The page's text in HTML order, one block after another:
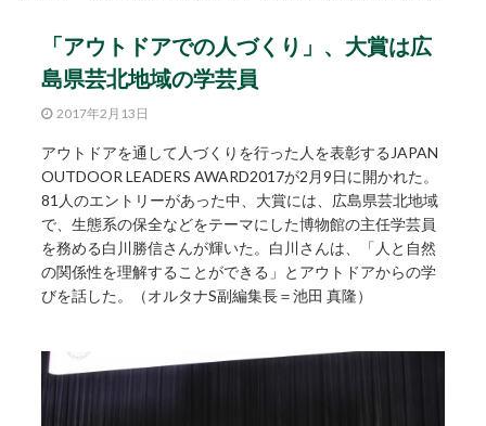
「アウトドアでの人づくり」、大賞は広
島県芸北地域の学芸員
2017年2月13日
アウトドアを通して人づくりを行った人を表彰するJAPAN
OUTDOOR LEADERS AWARD2017が2月9日に開かれた。
81人のエントリーがあった中、大賞には、広島県芸北地域
で、生態系の保全などをテーマにした博物館の主任学芸員
を務める白川勝信さんが輝いた。白川さんは、「人と自然
の関係性を理解することができる」とアウトドアからの学
びを話した。（オルタナS副編集長＝池田 真隆）